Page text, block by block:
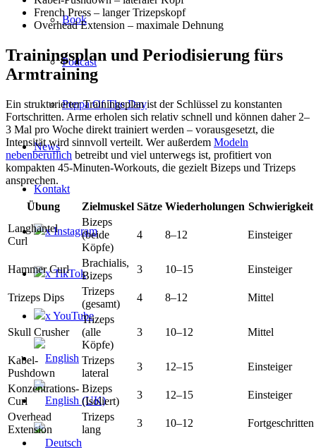
Book
Podcast
Peppa Of The Day
News
Kontakt
x Instagram
x TikTok
x YouTube
French Press – langer Trizepskopf
Overhead Extension – maximale Dehnung
Trainingsplan und Periodisierung fürs
Armtraining
Ein strukturierter Trainingsplan ist der Schlüssel zu konstanten
Fortschritten. Arme erholen sich relativ schnell und können daher 2–
3 Mal pro Woche direkt trainiert werden – vorausgesetzt, die
Intensität wird sinnvoll verteilt. Wer außerdem Modeln
nebenberuflich betreibt und viel unterwegs ist, profitiert von
kompakten 45-Minuten-Workouts, die gezielt Bizeps und Trizeps
ansprechen.
Übung Zielmuskel Sätze Wiederholungen Schwierigkeit
Langhantel
Curl
Bizeps
(beide
Köpfe)
4 8–12 Einsteiger
Hammer Curl
Brachialis,
Bizeps
3 10–15 Einsteiger
Trizeps Dips
Trizeps
(gesamt)
4 8–12 Mittel
Skull Crusher
Trizeps
(alle
Köpfe)
3 10–12 Mittel
Kabel-
Pushdown
Trizeps
lateral
3 12–15
Einsteiger
Konzentrations-
Curl
Bizeps
(Isoliert)
3 12–15
Einsteiger
Overhead
Extension
Trizeps
lang
3 10–12 Fortgeschritten